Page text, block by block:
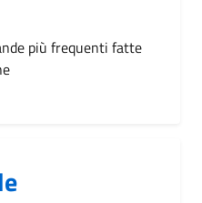
più frequenti fatte